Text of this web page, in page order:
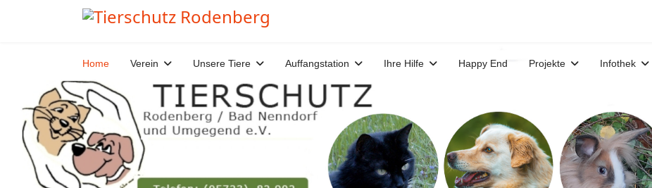
Home Verein Unsere Tiere Auffangstation Ihre Hilfe Happy End Projekte Infothek